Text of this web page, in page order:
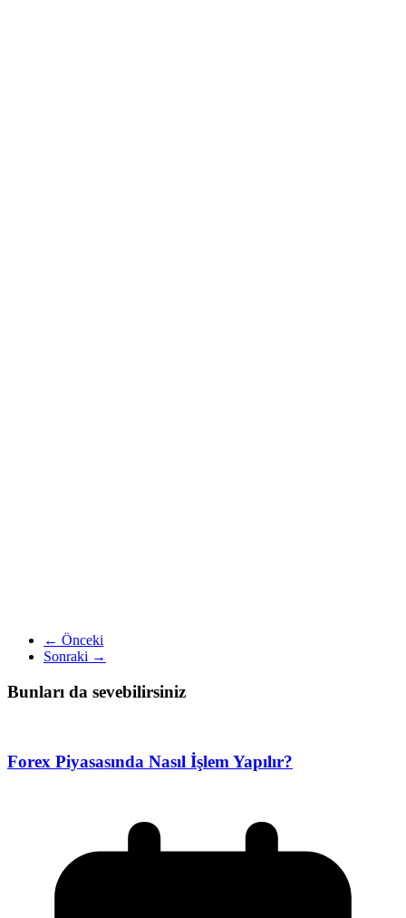
← Önceki
Sonraki →
Bunları da sevebilirsiniz
Forex Piyasasında Nasıl İşlem Yapılır?